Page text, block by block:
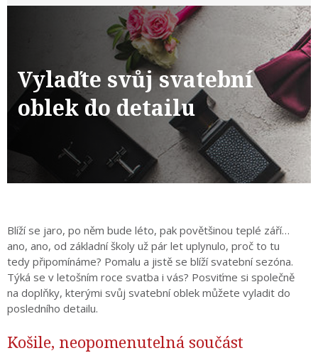
Vylaďte svůj svatební
oblek do detailu
Blíží se jaro, po něm bude léto, pak povětšinou teplé září…
ano, ano, od základní školy už pár let uplynulo, proč to tu
tedy připomínáme? Pomalu a jistě se blíží svatební sezóna.
Týká se v letošním roce svatba i vás? Posviťme si společně
na doplňky, kterými svůj svatební oblek můžete vyladit do
posledního detailu.
Košile, neopomenutelná součást